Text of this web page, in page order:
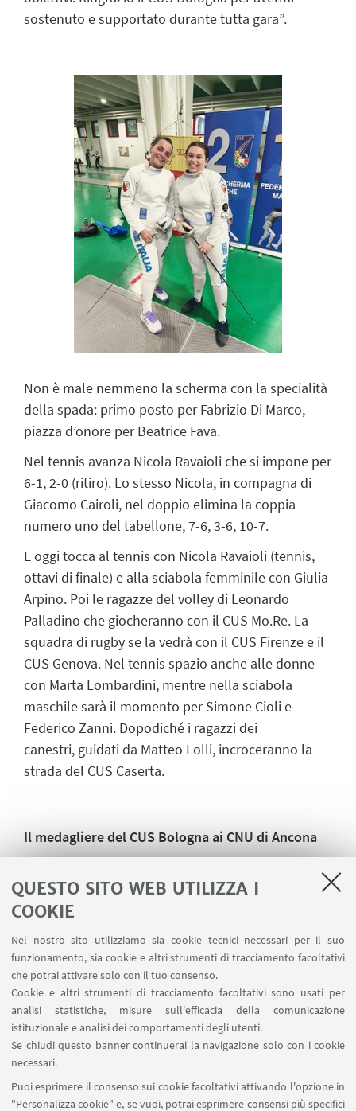
QUESTO SITO WEB UTILIZZA I
COOKIE
Nel nostro sito utilizziamo sia cookie tecnici necessari per il suo
funzionamento, sia cookie e altri strumenti di tracciamento facoltativi
che potrai attivare solo con il tuo consenso.
Cookie e altri strumenti di tracciamento facoltativi sono usati per
analisi statistiche, misure sull'efficacia della comunicazione
istituzionale e analisi dei comportamenti degli utenti.
Se chiudi questo banner continuerai la navigazione solo con i cookie
necessari.
Puoi esprimere il consenso sui cookie facoltativi attivando l'opzione in
"Personalizza cookie" e, se vuoi, potrai esprimere consensi più specifici
sostenuto e supportato durante tutta gara”.
Non è male nemmeno la scherma con la specialità
della spada: primo posto per Fabrizio Di Marco,
piazza d’onore per Beatrice Fava.
Nel tennis avanza Nicola Ravaioli che si impone per
6-1, 2-0 (ritiro). Lo stesso Nicola, in compagna di
Giacomo Cairoli, nel doppio elimina la coppia
numero uno del tabellone, 7-6, 3-6, 10-7.
E oggi tocca al tennis con Nicola Ravaioli (tennis,
ottavi di finale) e alla sciabola femminile con Giulia
Arpino. Poi le ragazze del volley di Leonardo
Palladino che giocheranno con il CUS Mo.Re. La
squadra di rugby se la vedrà con il CUS Firenze e il
CUS Genova. Nel tennis spazio anche alle donne
con Marta Lombardini, mentre nella sciabola
maschile sarà il momento per Simone Cioli e
Federico Zanni. Dopodiché i ragazzi dei
canestri, guidati da Matteo Lolli, incroceranno la
strada del CUS Caserta.
Il medagliere del CUS Bologna ai CNU di Ancona
Ferella (taekdondo, forme). Nicolò Pierpaoli-
Daniele Rossi (tennistavolo, doppio maschile), Irem
Balbay-Nefeli Ppali (tennistavolo, doppio
femminile), tennistavolo (classifica a squadre), Gaia
Ragazzini (tiro a volo), Fabrizio Di Marco (spada).
2 argenti Diego Gessaroli (taekwondo, forme),
Beatrice Fava.
3 bronzi Nefeli Ppali (tennistavolo, singolare),
Daniele Rossi-Irem Balbay (tennistavolo, doppio
misto), Matteo Belloi (tiro a volo).